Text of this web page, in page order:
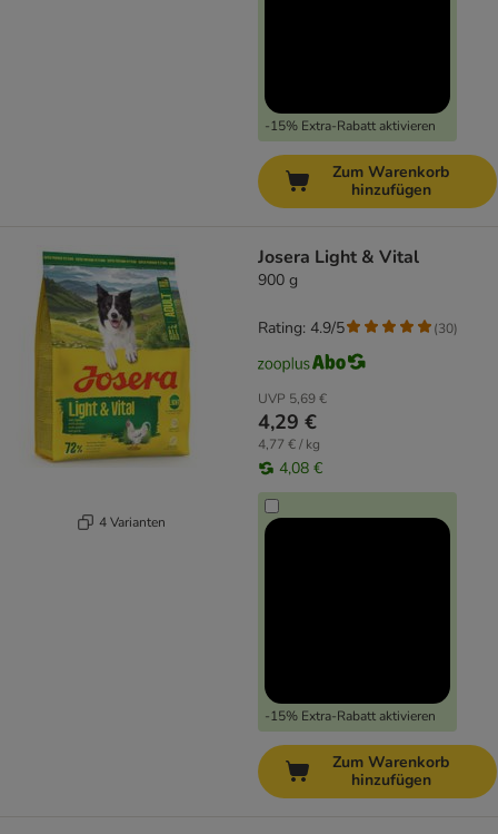
-15% Extra-Rabatt aktivieren
Zum Warenkorb
hinzufügen
4 Varianten
Josera Light & Vital
900 g
UVP 5,69 €
4,29 €
4,77 € / kg
4,08 €
-15% Extra-Rabatt aktivieren
Rating: 4.9/5 (30)
Zum Warenkorb
hinzufügen